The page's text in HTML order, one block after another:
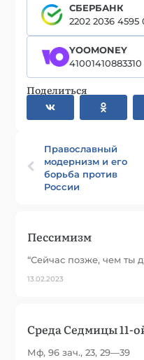
СБЕРБАНК
2202 2036 4595
YOOMONEY
41001410883310
Поделиться
Православный
модернизм и его
борьба против
России
Пессимизм
“Сейчас позже, чем ты
13.02.2023
Среда Седмицы 11-
Мф, 96 зач., 23, 29—39